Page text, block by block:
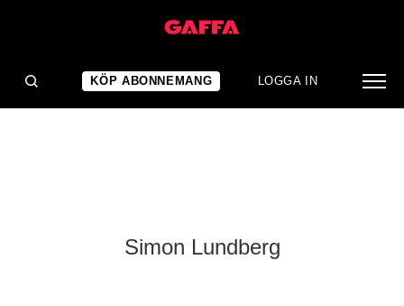
KÖP ABONNEMANG LOGGA IN
Simon Lundberg